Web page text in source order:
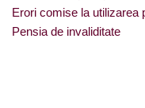
Erori comise la utilizarea
Pensia de invaliditate